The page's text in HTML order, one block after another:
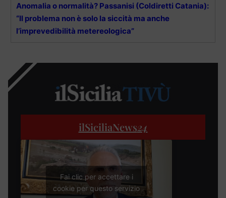
Anomalia o normalità? Passanisi (Coldiretti Catania):
“Il problema non è solo la siccità ma anche
l’imprevedibilità metereologica”
ilSiciliaNews24
Fai clic per accettare i
cookie per questo servizio